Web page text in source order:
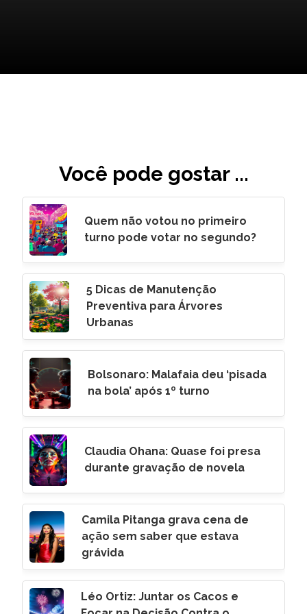
Você pode gostar ...
Quem não votou no primeiro
turno pode votar no segundo?
5 Dicas de Manutenção
Preventiva para Árvores
Urbanas
Bolsonaro: Malafaia deu ‘pisada
na bola’ após 1º turno
Claudia Ohana: Quase foi presa
durante gravação de novela
Camila Pitanga grava cena de
ação sem saber que estava
grávida
Léo Ortiz: Juntar os Cacos e